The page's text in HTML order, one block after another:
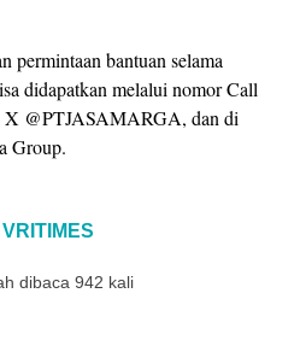
permintaan bantuan selama
didapatkan melalui nomor Call
X @PTJASAMARGA, dan di
Group.
VRITIMES
dibaca 942 kali